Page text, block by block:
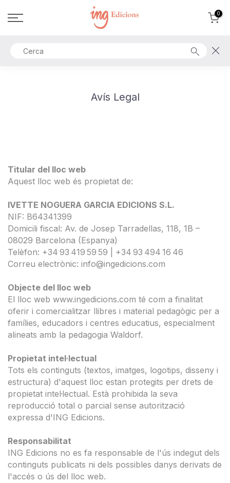
al
0
Avís Legal
Titular del lloc web
Aquest lloc web és propietat de:
IVETTE NOGUERA GARCIA EDICIONS S.L.
NIF: B64341399
Domicili fiscal: Av. de Josep Tarradellas, 118, 1B –
08029 Barcelona (Espanya)
Telèfon: +34 93 419 59 59 | +34 93 494 16 46
Correu electrònic: info@ingedicions.com
Objecte del lloc web
El lloc web www.ingedicions.com té com a finalitat
oferir i comercialitzar llibres i material pedagògic per a
famílies, educadors i centres educatius, especialment
alineats amb la pedagogia Waldorf.
Propietat intel·lectual
Tots els continguts (textos, imatges, logotips, disseny i
estructura) d'aquest lloc estan protegits per drets de
propietat intel·lectual. Està prohibida la seva
reproducció total o parcial sense autorització
expressa d'ING Edicions.
Responsabilitat
ING Edicions no es fa responsable de l'ús indegut dels
continguts publicats ni dels possibles danys derivats de
l'accés o ús del lloc web.